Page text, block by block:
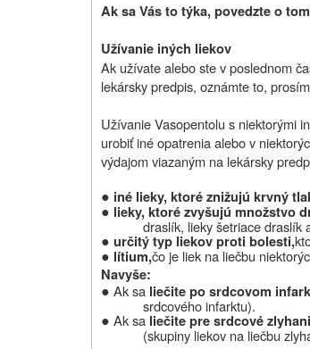
Ak sa Vás to týka, povedzte o
Užívanie iných liekov
Ak užívate alebo ste v poslednom
lekársky predpis, oznámte to,
Užívanie Vasopentolu s niektorými
urobiť iné opatrenia alebo v
výdajom viazaným na lekársky
● iné lieky, ktoré znižujú krvný
● lieky, ktoré zvyšujú množstvo
draslík, lieky šetriace draslík
● určitý typ liekov proti bolesti,
● lítium,čo je liek na liečbu
Navyše:
● Ak sa liečite po srdcovom
srdcového infarktu).
● Ak sa liečite pre srdcové
(skupiny liekov na liečbu